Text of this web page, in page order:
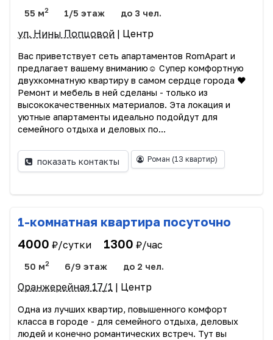
55 м2 1/5 этаж до 3 чел.
ул. Нины Попцовой | Центр
Вас приветствует сеть апартаментов RomApart и
предлагает вашему вниманию☺️ Супер комфортную
двухкомнатную квартиру в самом сердце города ❤️
Ремонт и мебель в ней сделаны - только из
высококачественных материалов. Эта локация и
уютные апартаменты идеально подойдут для
семейного отдыха и деловых по...
показать контакты Роман (13 квартир)
1-комнатная квартира посуточно
4000 ₽/сутки 1300 ₽/час
50 м2 6/9 этаж до 2 чел.
Оранжерейная 17/1 | Центр
Одна из лучших квартир, повышенного комфорт
класса в городе - для семейного отдыха, деловых
людей и конечно романтических встреч. Тут вы